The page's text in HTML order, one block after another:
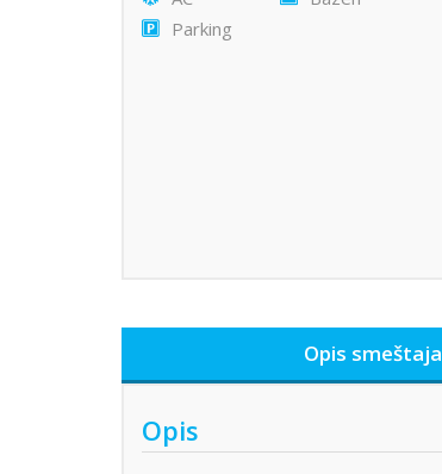
Parking
Opis smeštaja
Opis